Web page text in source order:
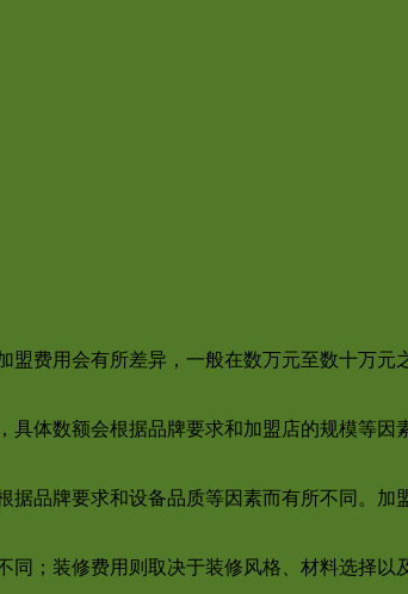
费用会有所差异，一般在数万元至数十万元
体数额会根据品牌要求和加盟店的规模等因
品牌要求和设备品质等因素而有所不同。加
；装修费用则取决于装修风格、材料选择以